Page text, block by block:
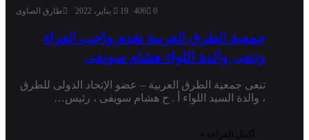
طارق الصاوى 19 يناير، 2022 0
406
جمعية الطرق العربية تقدم واجب العزاء
وتنعى والدة اللواء هشام سويفى
تنعى جمعية الطرق العربية – عضو الإتحاد الدولى للطرق
، والدة السيد اللواء أ . ح هشام سويفى ، رئيس…
أكمل القراءة »